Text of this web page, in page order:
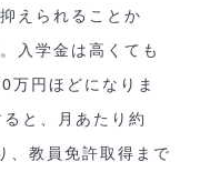
えられることか
入学金は高くても
万円ほどになりま
と、月あたり約
、教員免許取得まで